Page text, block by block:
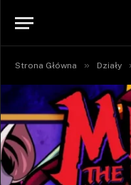
Strona Główna » Działy